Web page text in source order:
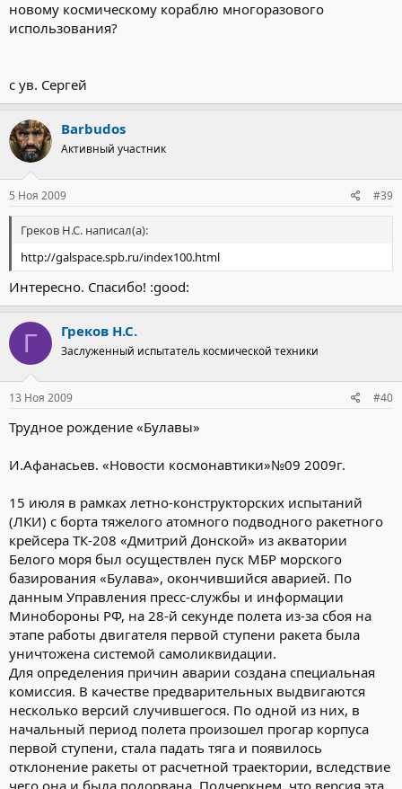
новому космическому кораблю многоразового
использования?
с ув. Сергей
Barbudos
Активный участник
5 Ноя 2009 #39
Греков Н.С. написал(а):
http://galspace.spb.ru/index100.html
Интересно. Спасибо! :good:
Г Греков Н.С.
Заслуженный испытатель космической техники
13 Ноя 2009 #40
Трудное рождение «Булавы»
И.Афанасьев. «Новости космонавтики»№09 2009г.
15 июля в рамках летно-конструкторских испытаний
(ЛКИ) с борта тяжелого атомного подводного ракетного
крейсера ТК-208 «Дмитрий Донской» из акватории
Белого моря был осуществлен пуск МБР морского
базирования «Булава», окончившийся аварией. По
данным Управления пресс-службы и информации
Минобороны РФ, на 28-й секунде полета из-за сбоя на
этапе работы двигателя первой ступени ракета была
уничтожена системой самоликвидации.
Для определения причин аварии создана специальная
комиссия. В качестве предварительных выдвигаются
несколько версий случившегося. По одной из них, в
начальный период полета произошел прогар корпуса
первой ступени, стала падать тяга и появилось
отклонение ракеты от расчетной траектории, вследствие
чего она и была подорвана. Подчеркнем, что версия эта